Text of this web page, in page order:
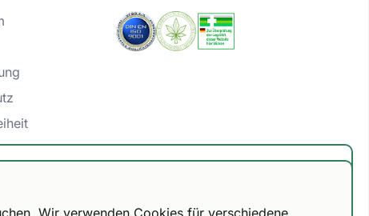
Wir verwenden Cookies für verschiedene